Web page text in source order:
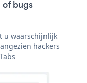
of bugs
u waarschijnlijk
hackers